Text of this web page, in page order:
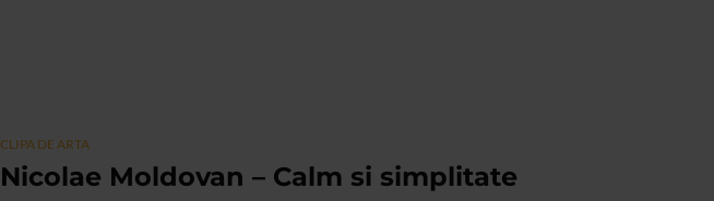
CLIPA DE ARTA
Nicolae Moldovan – Calm si simplitate